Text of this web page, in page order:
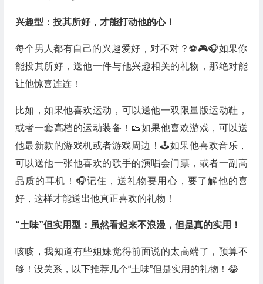
兴趣型：投其所好，才能打动他的心！
每个男人都有自己的兴趣爱好，对不对？⚽️🎮🎧如果你
能投其所好，送他一件与他兴趣相关的礼物，那绝对能
让他惊喜连连！
比如，如果他喜欢运动，可以送他一双限量版运动鞋，
或者一套高档的运动装备！👟如果他喜欢游戏，可以送
他最新款的游戏机或者游戏周边！🕹️如果他喜欢音乐，
可以送他一张他喜欢的歌手的演唱会门票，或者一副高
品质的耳机！🎧记住，送礼物要用心，要了解他的喜
好，这样才能送出他真正喜欢的礼物！
“土味”但实用型：虽然看起来不浪漫，但是真的实用！
咳咳，我知道有些姐妹觉得前面说的太高端了，预算不
够！没关系，以下推荐几个“土味”但是实用的礼物！😂